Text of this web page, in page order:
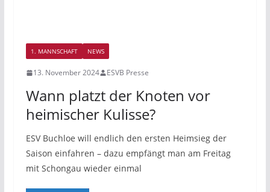
1. MANNSCHAFT NEWS
13. November 2024 ESVB Presse
Wann platzt der Knoten vor
heimischer Kulisse?
ESV Buchloe will endlich den ersten Heimsieg der
Saison einfahren – dazu empfängt man am Freitag
mit Schongau wieder einmal